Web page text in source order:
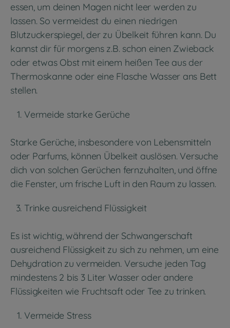
essen, um deinen Magen nicht leer werden zu
lassen. So vermeidest du einen niedrigen
Blutzuckerspiegel, der zu Übelkeit führen kann. Du
kannst dir für morgens z.B. schon einen Zwieback
oder etwas Obst mit einem heißen Tee aus der
Thermoskanne oder eine Flasche Wasser ans Bett
stellen.
Vermeide starke Gerüche
Starke Gerüche, insbesondere von Lebensmitteln
oder Parfums, können Übelkeit auslösen. Versuche
dich von solchen Gerüchen fernzuhalten, und öffne
die Fenster, um frische Luft in den Raum zu lassen.
Trinke ausreichend Flüssigkeit
Es ist wichtig, während der Schwangerschaft
ausreichend Flüssigkeit zu sich zu nehmen, um eine
Dehydration zu vermeiden. Versuche jeden Tag
mindestens 2 bis 3 Liter Wasser oder andere
Flüssigkeiten wie Fruchtsaft oder Tee zu trinken.
Vermeide Stress